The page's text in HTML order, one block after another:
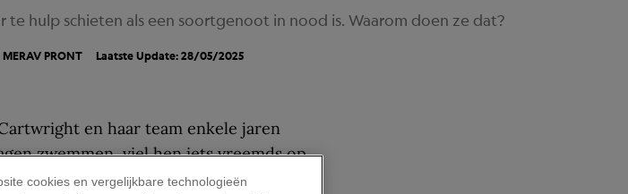
hulp schieten als een soortgenoot in nood is. Waarom doen ze dat?
MERAV PRONT Laatste Update: 28/05/2025
en haar team enkele jaren
zwemmen, viel hen iets vreemds op.
raakte verstrikt in een vislijn –
cookies en vergelijkbare technologieën